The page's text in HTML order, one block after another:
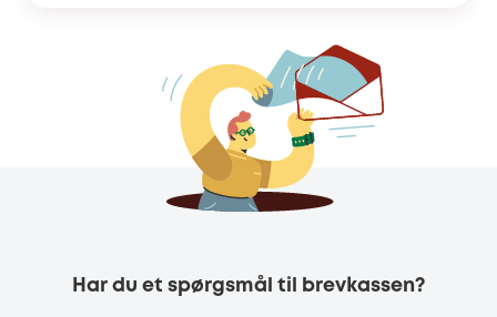
Har du et spørgsmål til brevkassen?